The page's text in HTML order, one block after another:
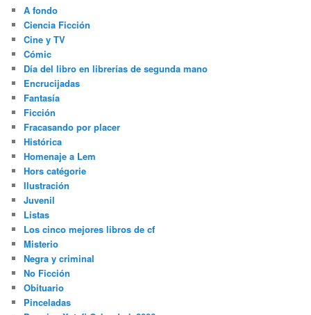
A fondo
Ciencia Ficción
Cine y TV
Cómic
Día del libro en librerías de segunda mano
Encrucijadas
Fantasía
Ficción
Fracasando por placer
Histórica
Homenaje a Lem
Hors catégorie
Ilustración
Juvenil
Listas
Los cinco mejores libros de cf
Misterio
Negra y criminal
No Ficción
Obituario
Pinceladas